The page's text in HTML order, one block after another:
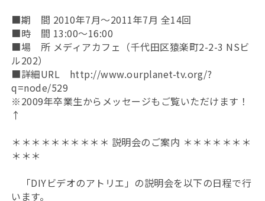
■期 間 2010年7月～2011年7月 全14回
■時 間 13:00～16:00
■場 所 メディアカフェ（千代田区猿楽町2-2-3 NSビ
ル202）
■詳細URL http://www.ourplanet-tv.org/?
q=node/529
※2009年卒業生からメッセージもご覧いただけます！
↑
＊＊＊＊＊＊＊＊＊＊ 説明会のご案内 ＊＊＊＊＊＊＊
＊＊＊
「DIYビデオのアトリエ」の説明会を以下の日程で行
います。